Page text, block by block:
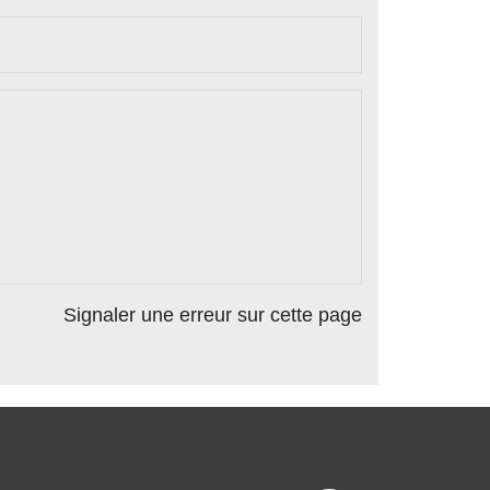
Signaler une erreur sur cette page